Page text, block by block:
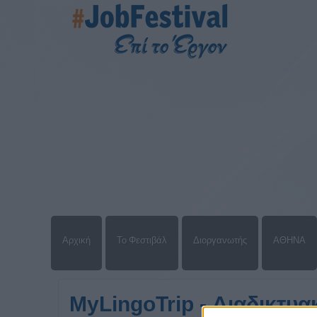
Αρχική Το Φεστιβάλ Διοργανωτής ΑΘΗΝΑ
MyLingoTrip -